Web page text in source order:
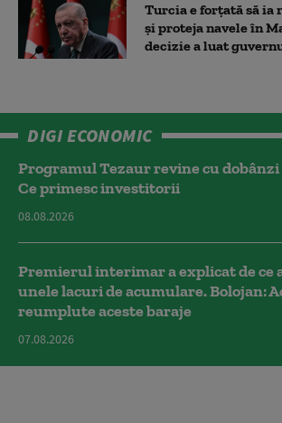
Turcia e forțată să ia
și proteja navele în
decizie a luat
DIGI ECONOMIC
Programul Tezaur revine cu dobânzi
Ce primesc investitorii
08.08.2026
Premierul interimar a explicat de ce
unele lacuri de acumulare. Bolojan:
reumplute aceste baraje
07.08.2026